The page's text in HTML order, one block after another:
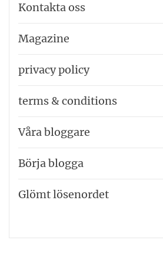
Kontakta oss
Magazine
privacy policy
terms & conditions
Våra bloggare
Börja blogga
Glömt lösenordet